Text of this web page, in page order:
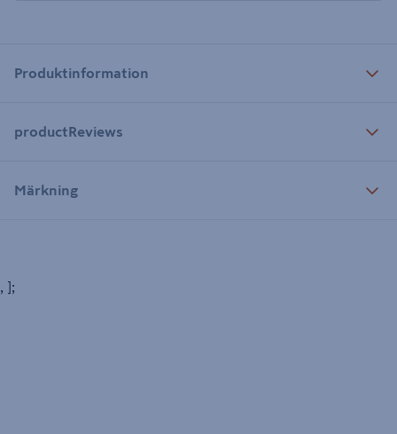
Produktinformation
productReviews
Märkning
, ];